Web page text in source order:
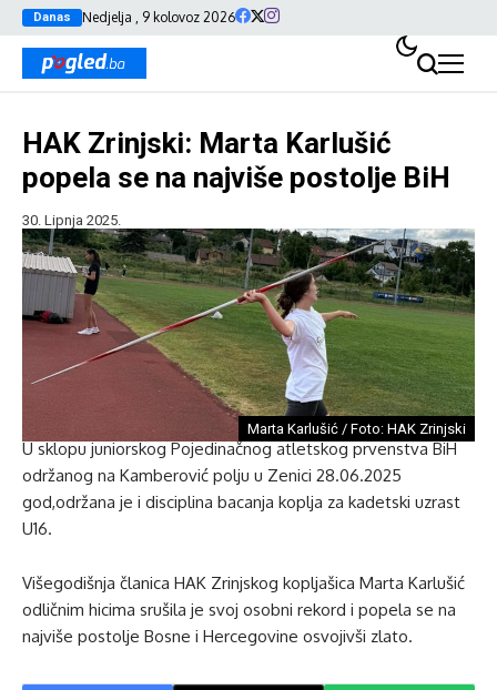
Danas Nedjelja , 9 kolovoz 2026
HAK Zrinjski: Marta Karlušić
popela se na najviše postolje BiH
30. Lipnja 2025.
Marta Karlušić / Foto: HAK Zrinjski
U sklopu juniorskog Pojedinačnog atletskog prvenstva BiH
održanog na Kamberović polju u Zenici 28.06.2025
god,održana je i disciplina bacanja koplja za kadetski uzrast
U16.
Višegodišnja članica HAK Zrinjskog kopljašica Marta Karlušić
odličnim hicima srušila je svoj osobni rekord i popela se na
najviše postolje Bosne i Hercegovine osvojivši zlato.